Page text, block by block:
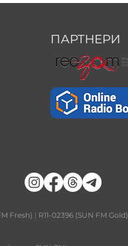
ПАРТНЕРИ
Fresh) | R11-02396 (SUN FM Gold)